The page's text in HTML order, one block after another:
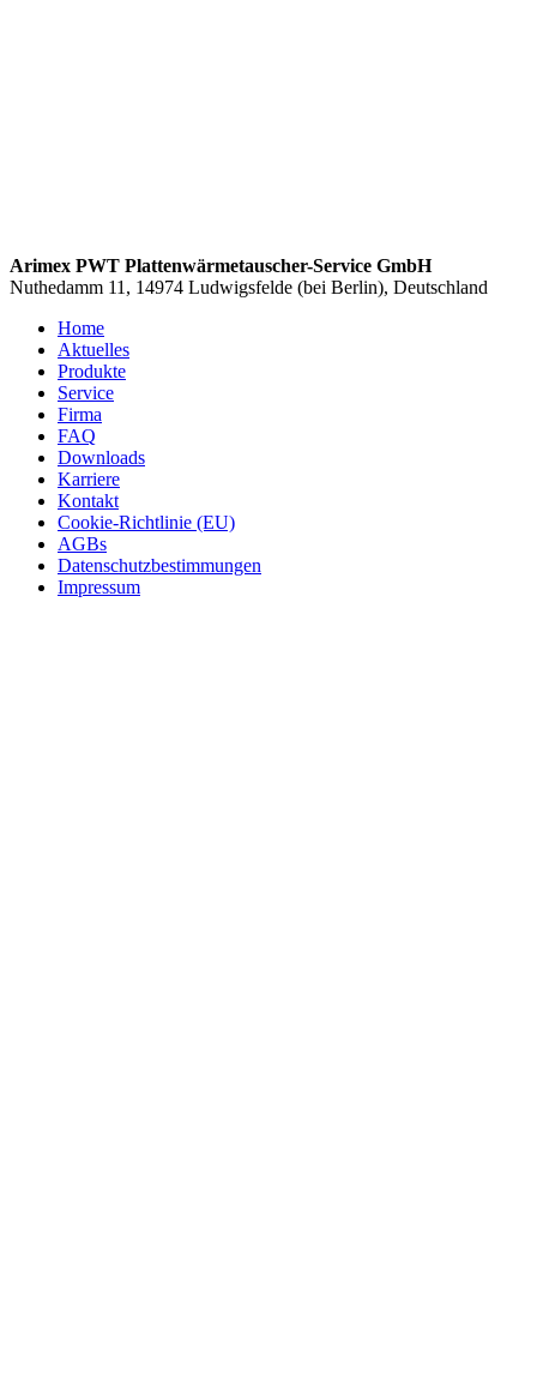
Arimex PWT Plattenwärmetauscher-Service GmbH
Nuthedamm 11, 14974 Ludwigsfelde (bei Berlin), Deutschland
Home
Aktuelles
Produkte
Service
Firma
FAQ
Downloads
Karriere
Kontakt
Cookie-Richtlinie (EU)
AGBs
Datenschutzbestimmungen
Impressum